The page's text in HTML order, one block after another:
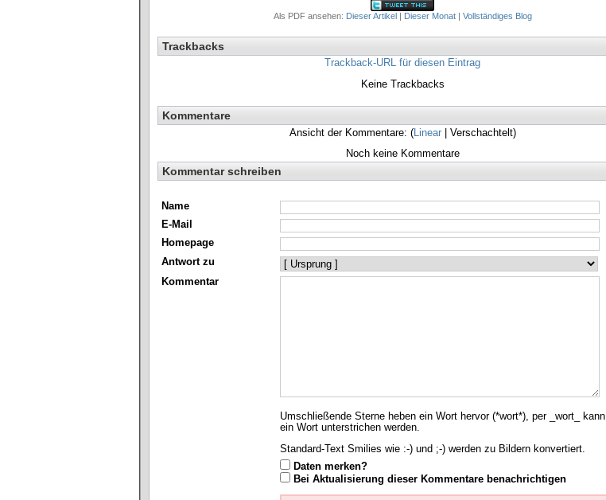
Als PDF ansehen: Dieser Artikel| Dieser Monat| Vollständiges Blog
Trackbacks
Trackback-URL für diesen Eintrag
Keine Trackbacks
Kommentare
Ansicht der Kommentare: (Linear| Verschachtelt)
Noch keine Kommentare
Kommentar schreiben
Name
E-Mail
Homepage
Antwort zu
Kommentar
Umschließende Sterne heben ein Wort hervor (*wort*), per _wort_ kann
ein Wort unterstrichen werden.
Standard-Text Smilies wie :-) und ;-) werden zu Bildern konvertiert.
Daten merken?
Bei Aktualisierung dieser Kommentare benachrichtigen